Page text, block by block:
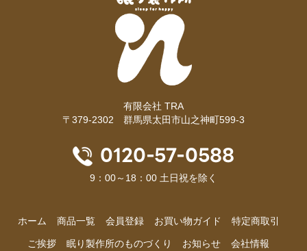
有限会社 TRA
〒379-2302 群馬県太田市山之神町599-3
0120-57-0588
9：00～18：00 土日祝を除く
ホーム 商品⼀覧 会員登録 お買い物ガイド 特定商取引
ご挨拶 眠り製作所のものづくり お知らせ 会社情報